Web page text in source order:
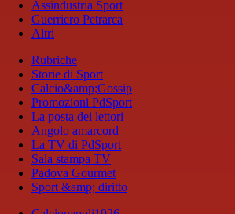
Assindustria Sport
Guerriero Petrarca
Altri
Rubriche
Storie di Sport
Calcio&amp;Gossip
Promozioni PdSport
La posta dei lettori
Angolo amarcord
La TV di PdSport
Sala stampa TV
Padova Gourmet
Sport &amp; diritto